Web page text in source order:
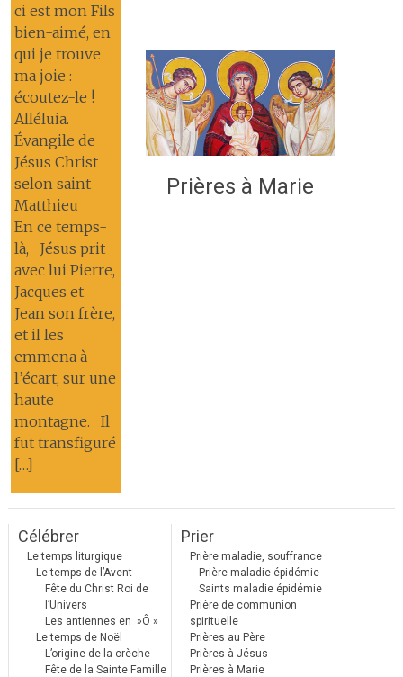
ci est mon Fils
bien-aimé, en
qui je trouve
ma joie :
écoutez-le !
Alléluia.
Évangile de
Jésus Christ
selon saint
Matthieu
En ce temps-
là, Jésus prit
avec lui Pierre,
Jacques et
Jean son frère,
et il les
emmena à
l’écart, sur une
haute
montagne. Il
fut transfiguré
[…]
Prières à Marie
Célébrer
Le temps liturgique
Le temps de l’Avent
Fête du Christ Roi de
l’Univers
Les antiennes en »Ô »
Le temps de Noël
L’origine de la crèche
Fête de la Sainte Famille
Prier
Prière maladie, souffrance
Prière maladie épidémie
Saints maladie épidémie
Prière de communion
spirituelle
Prières au Père
Prières à Jésus
Prières à Marie